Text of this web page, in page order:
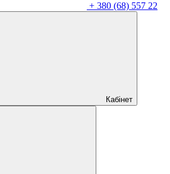
+ 380 (68) 557 22
Кабінет